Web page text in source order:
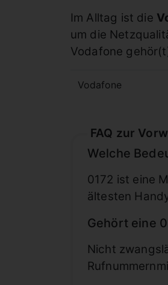
Im Alltag ist die
um die
Vodafone
Vodafone
FAQ zur
Welche
0172 ist eine
ältesten
Gehört eine
Nicht